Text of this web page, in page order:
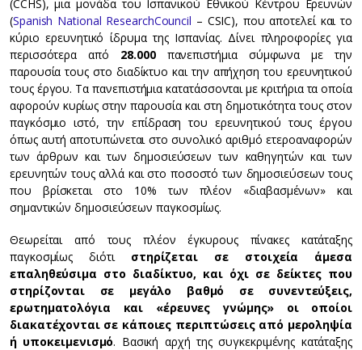
(CCHS), μια μονάδα του Ισπανικού Εθνικού Κέντρου Ερευνών
(Spanish National ResearchCouncil – CSIC), που αποτελεί και το
κύριο ερευνητικό ίδρυμα της Ισπανίας. Δίνει πληροφορίες για
περισσότερα από 28.000πανεπιστήμια σύμφωνα με την
παρουσία τους στο διαδίκτυο και την απήχηση του ερευνητικού
τους έργου. Τα πανεπιστήμια κατατάσσονται με κριτήρια τα οποία
αφορούν κυρίως στην παρουσία και στη δημοτικότητα τους στον
παγκόσμιο ιστό, την επίδραση του ερευνητικού τους έργου
όπως αυτή αποτυπώνεται στο συνολικό αριθμό ετεροαναφορών
των άρθρων και των δημοσιεύσεων των καθηγητών και των
ερευνητών τους αλλά και στο ποσοστό των δημοσιεύσεων τους
που βρίσκεται στο 10% των πλέον «διαβασμένων» και
σημαντικών δημοσιεύσεων παγκοσμίως.
Θεωρείται από τους πλέον έγκυρους πίνακες κατάταξης
παγκοσμίως διότι στηρίζεται σε στοιχεία άμεσα
επαληθεύσιμα στο διαδίκτυο, και όχι σε δείκτες που
στηρίζονται σε μεγάλο βαθμό σε συνεντεύξεις,
ερωτηματολόγια και «έρευνες γνώμης» οι οποίοι
διακατέχονται σε κάποιες περιπτώσεις από μεροληψία
ή υποκειμενισμό. Βασική αρχή της συγκεκριμένης κατάταξης